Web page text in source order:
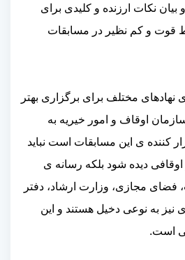
نکات ارزنده و کلیدی برای
قوت و کم نظیر در مسابقات
مختلف برای برگزاری بهتر
اوقاف و امور خیریه به
کننده ی این مسابقات است نباید
اوقافی دیده شود بلکه رسانه ی
فضای مجازی، وزارت ارشاد، دفتر
به نوعی دخیل هستند و این
است.